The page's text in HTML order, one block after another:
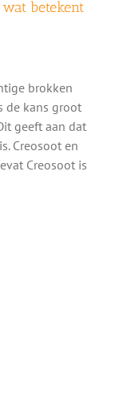
betekent
brokken
de kans groot
geeft aan dat
Creosoot en
Creosoot is